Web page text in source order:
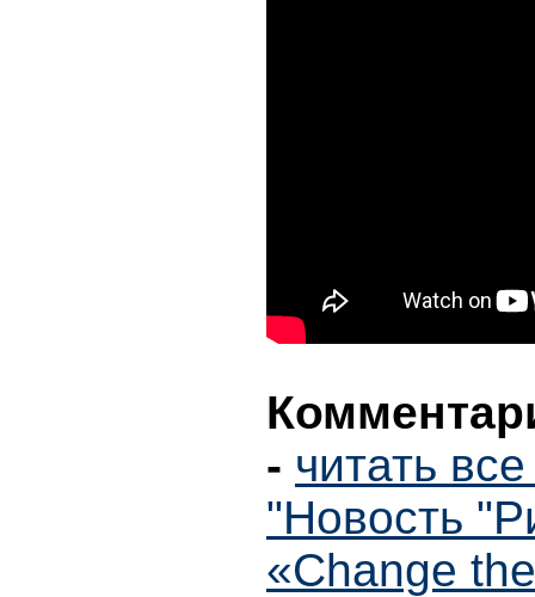
- читать
"Новость
«Change